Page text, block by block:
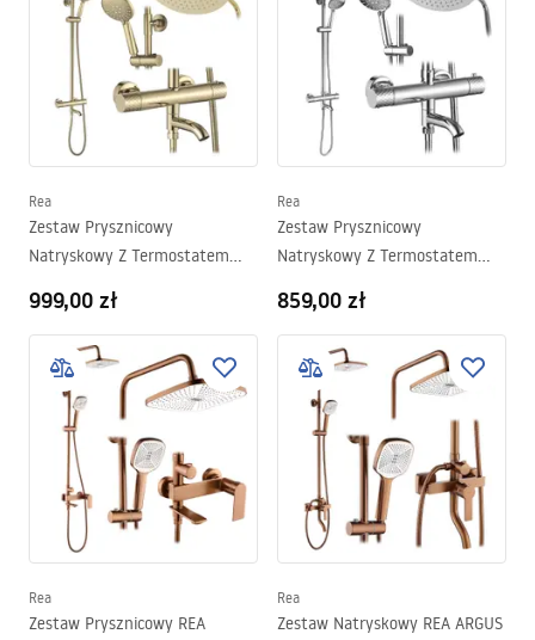
Rea
Zestaw Prysznicowy
Natryskowy Z Termostatem
999,00 zł
Rea
Zestaw Prysznicowy
Natryskowy Z Termostatem
859,00 zł
Rea
Zestaw Prysznicowy REA
Rea
Zestaw Natryskowy REA ARGUS